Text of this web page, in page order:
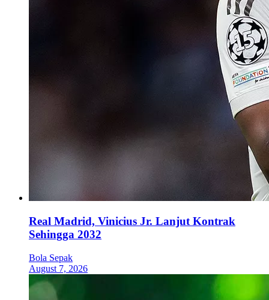
Real Madrid, Vinicius Jr. Lanjut Kontrak
Sehingga 2032
Bola Sepak
August 7, 2026